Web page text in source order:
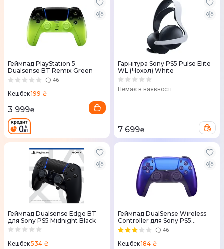
Геймпад PlayStation 5
Dualsense BT Remix Green
46
Кешбек199 ₴
3 999₴
Гарнітура Sony PS5 Pulse Elite
WL (Чохол) White
Немає в наявності
7 699₴
Геймпад Dualsense Edge BT
для Sony PS5 Midnight Black
Кешбек534 ₴
Геймпад DualSense Wireless
Controller для Sony PS5
Chrome Indigo46
Кешбек184 ₴